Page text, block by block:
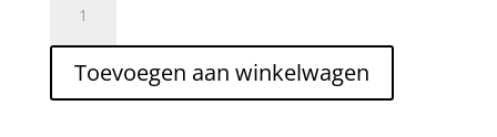
BIO
2017
TRK
Toevoegen aan winkelwagen